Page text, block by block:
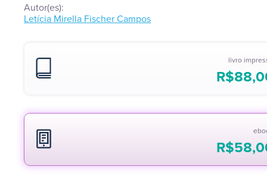
Autor(es):
Letícia Mirella Fischer Campos
livro
R$
R$